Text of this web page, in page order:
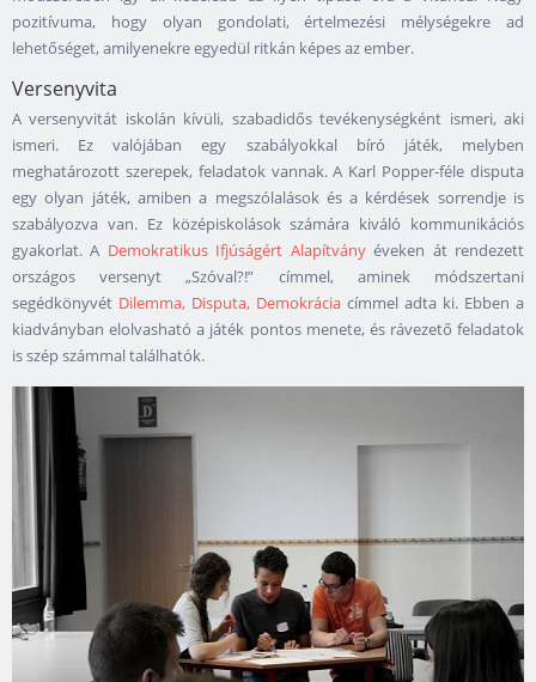
pozitívuma, hogy olyan gondolati, értelmezési mélységekre ad
lehetőséget, amilyenekre egyedül ritkán képes az ember.
Versenyvita
A versenyvitát iskolán kívüli, szabadidős tevékenységként ismeri, aki
ismeri. Ez valójában egy szabályokkal bíró játék, melyben
meghatározott szerepek, feladatok vannak. A Karl Popper-féle disputa
egy olyan játék, amiben a megszólalások és a kérdések sorrendje is
szabályozva van. Ez középiskolások számára kiváló kommunikációs
gyakorlat. A Demokratikus Ifjúságért Alapítványéveken át rendezett
országos versenyt „Szóval?!” címmel, aminek módszertani
segédkönyvét Dilemma, Disputa, Demokrácia címmel adta ki. Ebben a
kiadványban elolvasható a játék pontos menete, és rávezető feladatok
is szép számmal találhatók.